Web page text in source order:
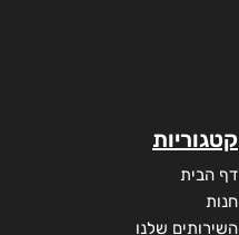
קטגוריות
דף הבית
חנות
השירותים שלנו